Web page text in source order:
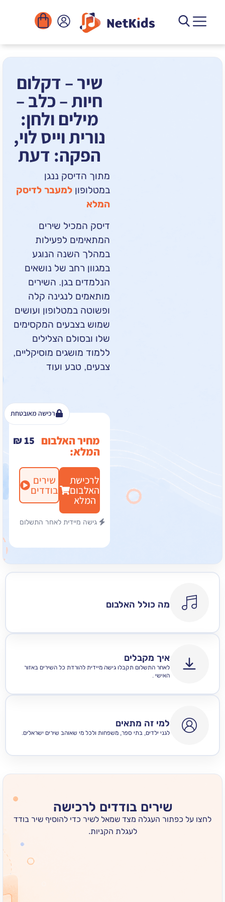
שיר – דקלום
חיות – כלב –
מילים ולחן:
נורית וייס לוי,
הפקה: דעת
מתוך הדיסק ננגן
במטלופוןלמעבר לדיסק
דיסק המכיל שירים
המתאימים לפעילות
במהלך השנה הנוגע
במגוון רחב של נושאים
הנלמדים בגן. השירים
מותאמים לנגינה קלה
ופשוטה במטלופון ועושים
שמוש בצבעים המקסימים
שלו ובסולם הצלילים
ללמוד מושגים מוסיקליים,
צבעים, טבע ועוד
מחיר האלבום ₪15
האלבום
המלא
שירים
בודדים
גישה מיידית לאחר התשלום
רכישה מאובטחת
מה כולל האלבום
איך מקבלים
לאחר התשלום תקבלו גישה מיידית להורדת כל השירים באזור
למי זה מתאים
לגני ילדים, בתי ספר, משפחות ולכל מי שאוהב שירים ישראלים.
שירים בודדים לרכישה
כפתור העגלה מצד שמאל לשיר כדי להוסיף שיר בודד
לעגלת הקניות.